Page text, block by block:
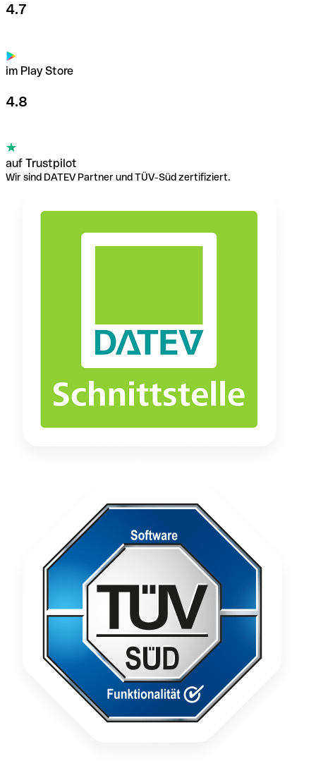
4.7
im Play Store
4.8
auf Trustpilot
Wir sind DATEV Partner und TÜV-Süd zertifiziert.